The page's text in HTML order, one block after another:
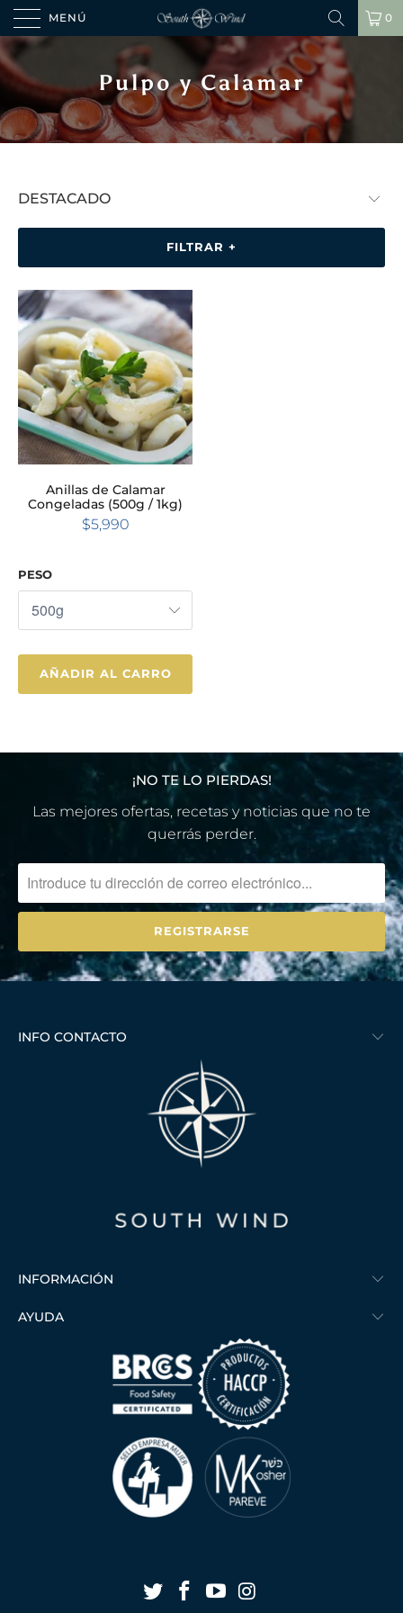
MENÚ 0
Pulpo y Calamar
FILTRAR +
Anillas de Calamar
Congeladas (500g / 1kg)
$5,990
PESO
AÑADIR AL CARRO
¡NO TE LO PIERDAS!
Las mejores ofertas, recetas y noticias que no te
querrás perder.
INFO CONTACTO
INFORMACIÓN
AYUDA